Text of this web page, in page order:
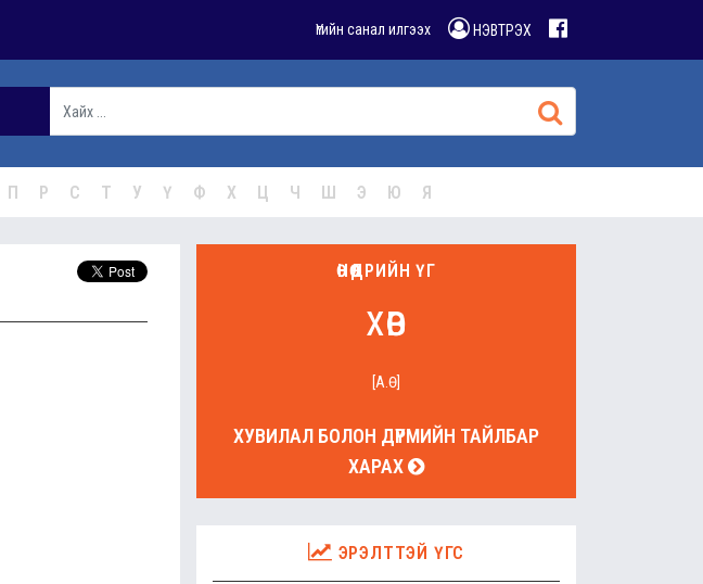
Үгийн санал илгээх НЭВТРЭХ
П Р С Т У Ү Ф Х Ц Ч Ш Э Ю Я
ӨНӨӨДРИЙН ҮГ
хөв
[А.Ө]
ХУВИЛАЛ БОЛОН ДҮРМИЙН ТАЙЛБАР
ХАРАХ
ЭРЭЛТТЭЙ ҮГС